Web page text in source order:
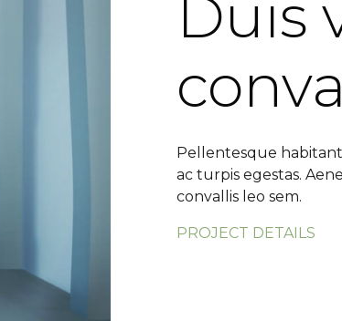
Duis
Pellentesque
ac turpis egestas.
convallis leo sem.
PROJECT DETAILS